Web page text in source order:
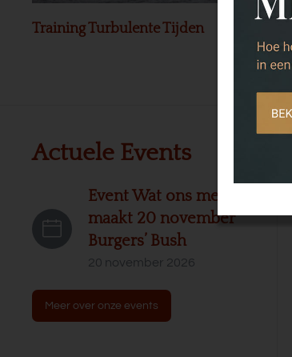
Training Turbulente Tijden
Actuele Events
Event Wat ons mensen
maakt 20 november
Burgers’ Bush
20 november 2026
Meer over onze events